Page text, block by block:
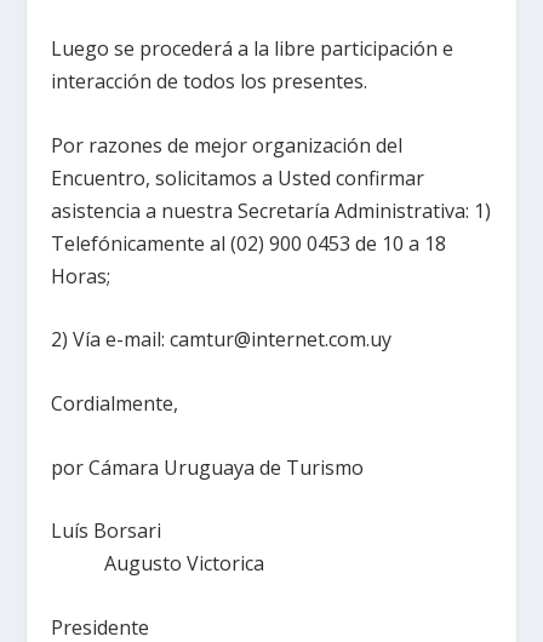
Luego se procederá a la libre participación e
interacción de todos los presentes.
Por razones de mejor organización del
Encuentro, solicitamos a Usted confirmar
asistencia a nuestra Secretaría Administrativa: 1)
Telefónicamente al (02) 900 0453 de 10 a 18
Horas;
2) Vía e-mail: camtur@internet.com.uy
Cordialmente,
por Cámara Uruguaya de Turismo
Luís Borsari
Augusto Victorica
Presidente